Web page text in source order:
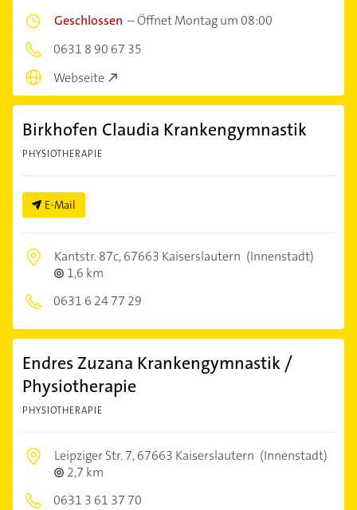
Geschlossen –Öffnet Montag um 08:00
0631 8 90 67 35
Webseite
Birkhofen Claudia Krankengymnastik
PHYSIOTHERAPIE
E-Mail
Kantstr. 87c,67663 Kaiserslautern (Innenstadt)
1,6 km
0631 6 24 77 29
Endres Zuzana Krankengymnastik /
Physiotherapie
PHYSIOTHERAPIE
Leipziger Str. 7,67663 Kaiserslautern (Innenstadt)
2,7 km
0631 3 61 37 70